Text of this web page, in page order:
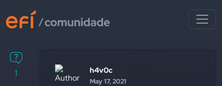
1 h4v0c
May 17, 2021